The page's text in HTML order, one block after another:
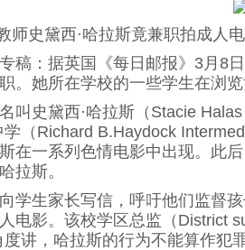
师史黛西·哈拉斯竟兼职拍成人电
：据英国《每日邮报》3月8日
。她所在学校的一些学生在浏
史黛西·哈拉斯（Stacie Halas
学（Richard B.Haydock
在一系列色情电影中出现。此
拉斯。
生家长写信，呼吁他们监督孩
电影。该校学区总监（District
度讲，哈拉斯的行为不能算作犯